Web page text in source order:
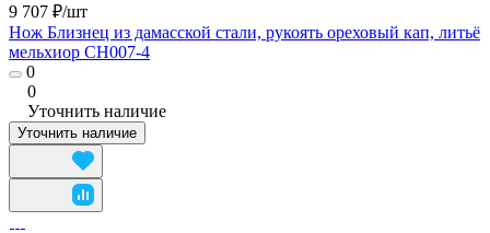
9 707 ₽/шт
Нож Близнец из дамасской стали, рукоять ореховый кап, литьё
мельхиор CH007-4
0
0
Уточнить наличие
Уточнить наличие